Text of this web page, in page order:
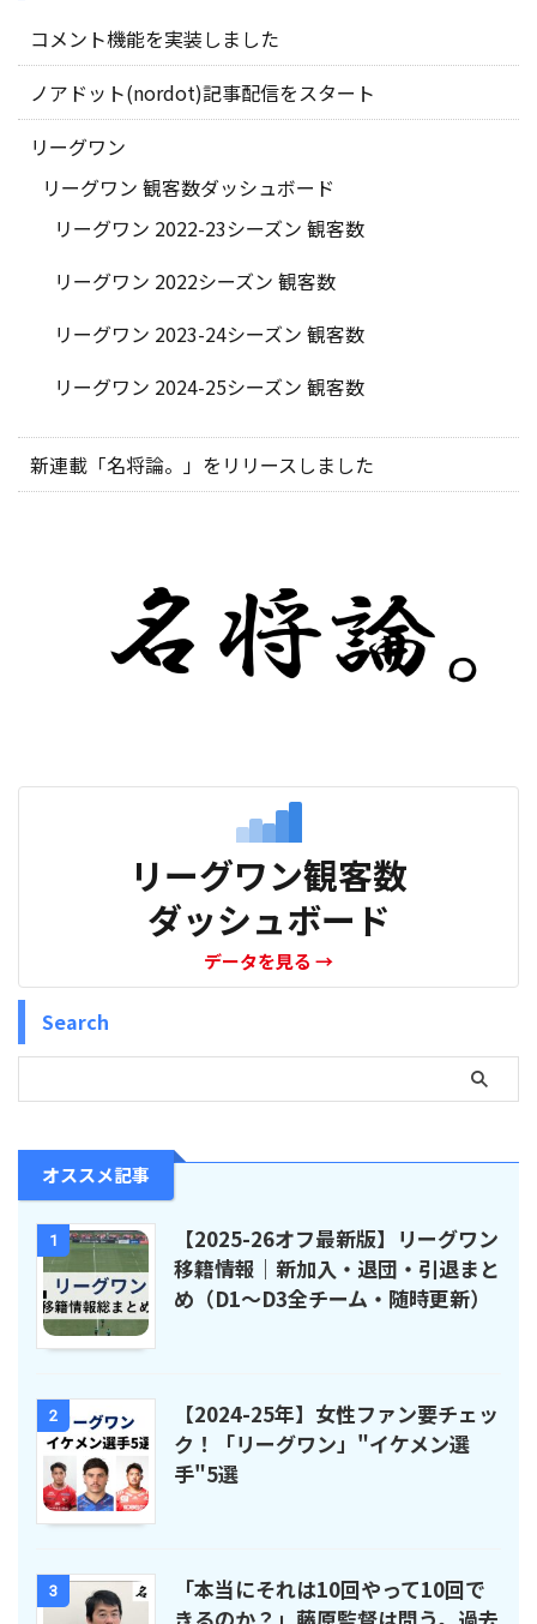
コメント機能を実装しました
ノアドット(nordot)記事配信をスタート
リーグワン
リーグワン 観客数ダッシュボード
リーグワン 2022-23シーズン 観客数
リーグワン 2022シーズン 観客数
リーグワン 2023-24シーズン 観客数
リーグワン 2024-25シーズン 観客数
新連載「名将論。」をリリースしました
リーグワン観客数
ダッシュボード
データを見る →
Search
オススメ記事
1
【2025-26オフ最新版】リーグワン
移籍情報｜新加入・退団・引退まと
め（D1〜D3全チーム・随時更新）
2
【2024-25年】女性ファン要チェッ
ク！「リーグワン」"イケメン選
手"5選
3
「本当にそれは10回やって10回で